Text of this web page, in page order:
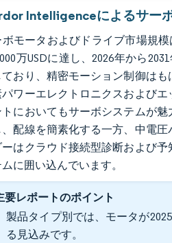
Intelligenceによるサー
モータおよびドライブ市場規模
万USDに達し、2026年から
おり、精密モーション制御は
パワーエレクトロニクスおよび
トにおいてもサーボシステムが
配線を簡素化する一方、中電
ーはクラウド接続型診断および
に囲い込んでいます。
要レポートのポイント
製品タイプ別では、モータが
る見込みです。